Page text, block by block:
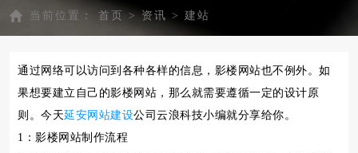
当前位置： 首页 >资讯 > 建站
通过网络可以访问到各种各样的信息，影楼网站也不例外。如
果想要建立自己的影楼网站，那么就需要遵循一定的设计原
则。今天延安网站建设公司云浪科技小编就分享给你。
1：影楼网站制作流程